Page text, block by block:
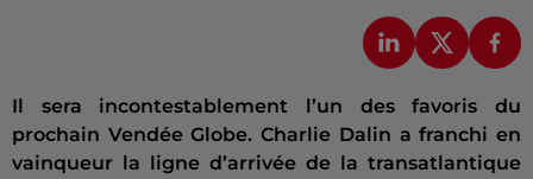
Il sera incontestablement l’un des favoris du
prochain Vendée Globe. Charlie Dalin a franchi en
vainqueur la ligne d’arrivée de la transatlantique